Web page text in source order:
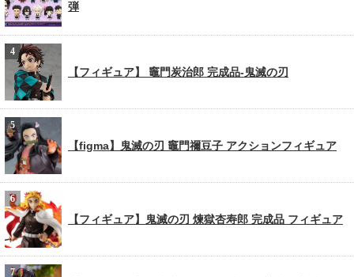
弾
【フィギュア】 竈門炭治郎 完成品-鬼滅の刃
【figma】鬼滅の刃 竈門禰豆子 アクションフィギュア
【フィギュア】鬼滅の刃 煉獄杏寿郎 完成品 フィギュア